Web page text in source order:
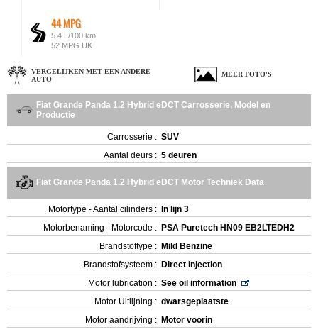
44 MPG
5.4 L/100 km
52 MPG UK
VERGELIJKEN MET EEN ANDERE
AUTO
MEER FOTO'S
Fiat Grande Panda 1.2 Hybrid eDCT Carrosserie, Model en
Productie
Carrosserie : SUV
Aantal deurs : 5 deuren
Fiat Grande Panda 1.2 Hybrid eDCT Motor Techniek Data
Motortype - Aantal cilinders : In lijn 3
Motorbenaming - Motorcode : PSA Puretech HN09 EB2LTEDH2
Brandstoftype : Mild Benzine
Brandstofsysteem : Direct Injection
Motor lubrication : See oil information
Motor Uitlijning : dwarsgeplaatste
Motor aandrijving : Motor voorin